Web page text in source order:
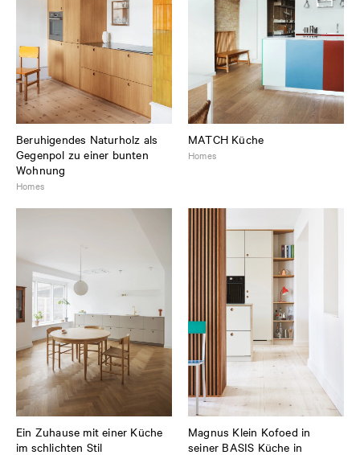
Beruhigendes Naturholz als
Gegenpol zu einer bunten
Wohnung
Homes
MATCH Küche
Homes
Ein Zuhause mit einer Küche
im schlichten Stil
Magnus Klein Kofoed in
seiner BASIS Küche in